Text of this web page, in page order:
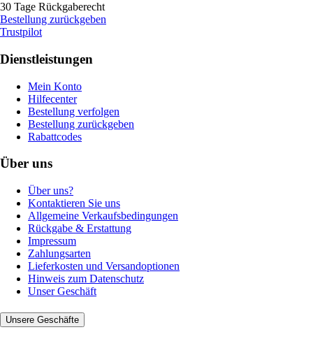
30 Tage Rückgaberecht
Bestellung zurückgeben
Trustpilot
Dienstleistungen
Mein Konto
Hilfecenter
Bestellung verfolgen
Bestellung zurückgeben
Rabattcodes
Über uns
Über uns?
Kontaktieren Sie uns
Allgemeine Verkaufsbedingungen
Rückgabe & Erstattung
Impressum
Zahlungsarten
Lieferkosten und Versandoptionen
Hinweis zum Datenschutz
Unser Geschäft
Unsere Geschäfte